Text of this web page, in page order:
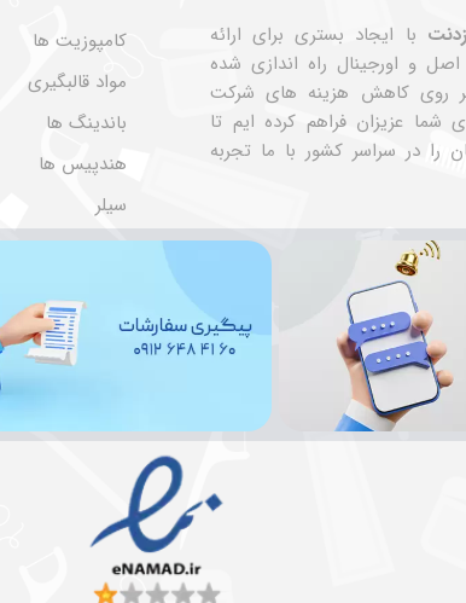
با ایجاد بستری برای ارائه
اصل و اورجینال راه اندازی شده
روی کاهش هزینه های شرکت
شما عزیزان فراهم کرده ایم تا
را در سراسر کشور با ما تجربه
کامپوزیت ها
مواد قالبگیری
باندینگ ها
هندپیس ها
سیلر